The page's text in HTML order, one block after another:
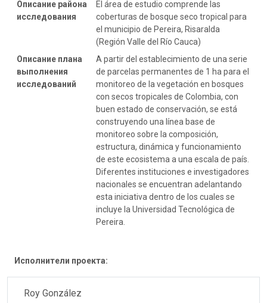
Описание района
исследования
El área de estudio comprende las
coberturas de bosque seco tropical para
el municipio de Pereira, Risaralda
(Región Valle del Río Cauca)
Описание плана
выполнения
исследований
A partir del establecimiento de una serie
de parcelas permanentes de 1 ha para el
monitoreo de la vegetación en bosques
con secos tropicales de Colombia, con
buen estado de conservación, se está
construyendo una línea base de
monitoreo sobre la composición,
estructura, dinámica y funcionamiento
de este ecosistema a una escala de país.
Diferentes instituciones e investigadores
nacionales se encuentran adelantando
esta iniciativa dentro de los cuales se
incluye la Universidad Tecnológica de
Pereira.
Исполнители проекта:
Roy González